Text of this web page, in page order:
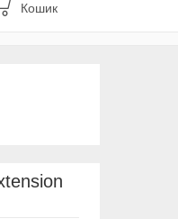
Кошик